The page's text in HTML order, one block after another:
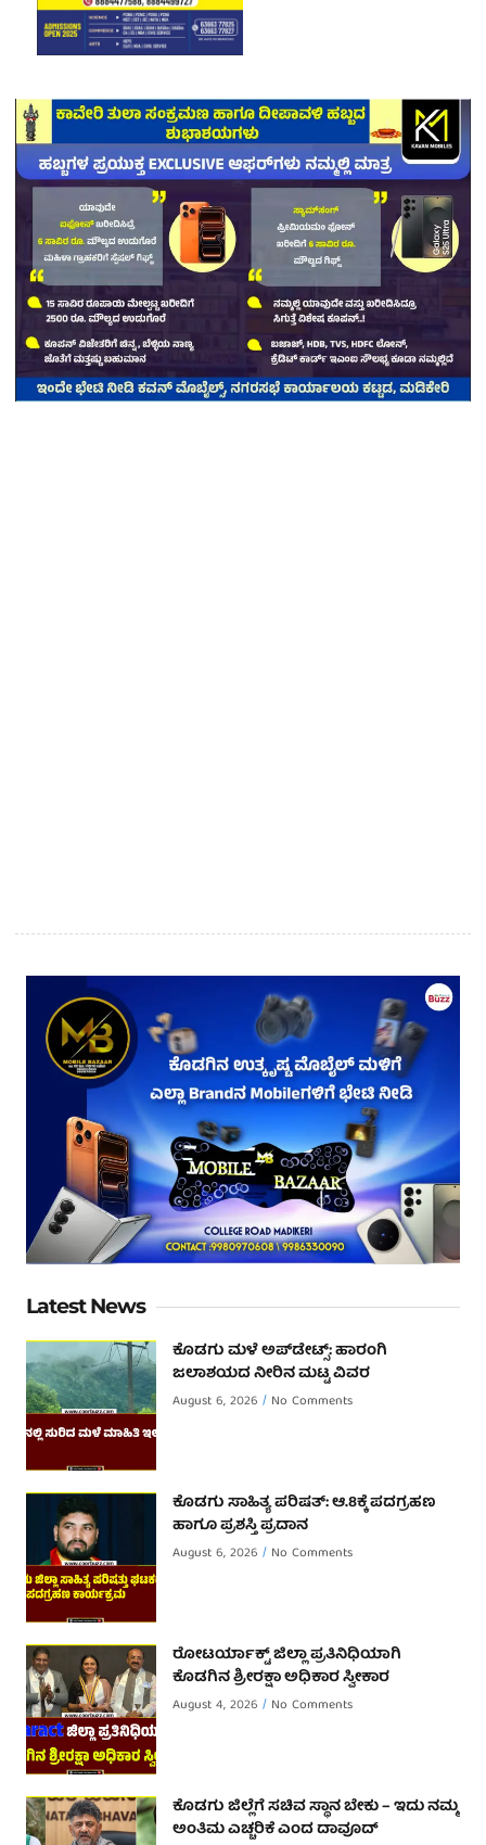
Latest News
ಕೊಡಗು ಮಳೆ ಅಪ್‌ಡೇಟ್ಸ್: ಹಾರಂಗಿ
ಜಲಾಶಯದ ನೀರಿನ ಮಟ್ಟ ವಿವರ
August 6, 2026 No Comments
ಕೊಡಗು ಸಾಹಿತ್ಯ ಪರಿಷತ್: ಆ.8ಕ್ಕೆ ಪದಗ್ರಹಣ
ಹಾಗೂ ಪ್ರಶಸ್ತಿ ಪ್ರದಾನ
August 6, 2026 No Comments
ರೋಟರ್ಯಾಕ್ಟ್ ಜಿಲ್ಲಾ ಪ್ರತಿನಿಧಿಯಾಗಿ
ಕೊಡಗಿನ ಶ್ರೀರಕ್ಷಾ ಅಧಿಕಾರ ಸ್ವೀಕಾರ
August 4, 2026 No Comments
ಕೊಡಗು ಜಿಲ್ಲೆಗೆ ಸಚಿವ ಸ್ಥಾನ ಬೇಕು – ಇದು ನಮ್ಮ
ಅಂತಿಮ ಎಚ್ಚರಿಕೆ ಎಂದ ದಾವೂದ್ ‌